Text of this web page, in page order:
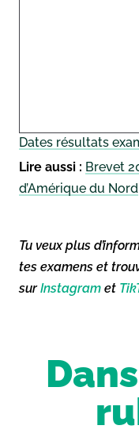
Dates résultats
Lire aussi : Brevet
d’Amérique du Nord
Tu veux plus
tes examens et
surInstagram et